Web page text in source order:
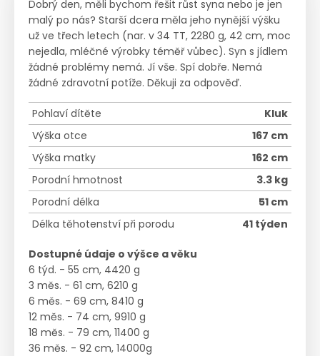
Dobrý den, měli bychom řešit růst syna nebo je jen
malý po nás? Starší dcera měla jeho nynější výšku
už ve třech letech (nar. v 34 TT, 2280 g, 42 cm, moc
nejedla, mléčné výrobky téměř vůbec). Syn s jídlem
žádné problémy nemá. Jí vše. Spí dobře. Nemá
žádné zdravotní potíže. Děkuji za odpověď.
Pohlaví dítěte
Kluk
Výška otce
167 cm
Výška matky
162 cm
Porodní hmotnost
3.3 kg
Porodní délka
51 cm
Délka těhotenství při porodu
41 týden
Dostupné údaje o výšce a věku
6 týd. - 55 cm, 4420 g
3 měs. - 61 cm, 6210 g
6 měs. - 69 cm, 8410 g
12 měs. - 74 cm, 9910 g
18 měs. - 79 cm, 11400 g
36 měs. - 92 cm, 14000g